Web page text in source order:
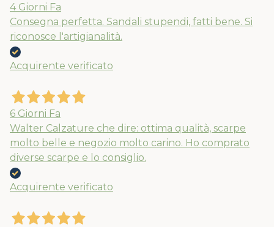
4 Giorni Fa
Consegna perfetta. Sandali stupendi, fatti bene. Si
riconosce l'artigianalità.
Acquirente verificato
6 Giorni Fa
Walter Calzature che dire: ottima qualità, scarpe
molto belle e negozio molto carino. Ho comprato
diverse scarpe e lo consiglio.
Acquirente verificato